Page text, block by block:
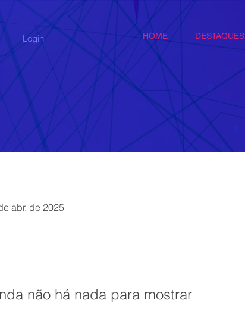
HOME DESTAQUES
Login
abr. de 2025
não há nada para mostrar